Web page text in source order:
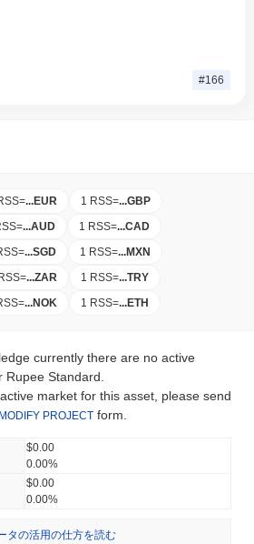
#166
=...EUR 1 RSS=...GBP
=...AUD 1 RSS=...CAD
=...SGD 1 RSS=...MXN
=...ZAR 1 RSS=...TRY
=...NOK 1 RSS=...ETH
currently there are no active
Standard.
market for this asset, please send
MODIFY PROJECT form.
$0.00
0.00%
$0.00
0.00%
タの活用の仕方を読む